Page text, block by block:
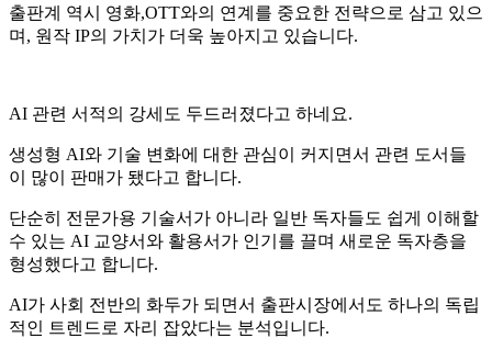
출판계 역시 영화,OTT와의 연계를 중요한 전략으로 삼고 있으
며, 원작 IP의 가치가 더욱 높아지고 있습니다.
AI 관련 서적의 강세도 두드러졌다고 하네요.
생성형 AI와 기술 변화에 대한 관심이 커지면서 관련 도서들
이 많이 판매가 됐다고 합니다.
단순히 전문가용 기술서가 아니라 일반 독자들도 쉽게 이해할
수 있는 AI 교양서와 활용서가 인기를 끌며 새로운 독자층을
형성했다고 합니다.
AI가 사회 전반의 화두가 되면서 출판시장에서도 하나의 독립
적인 트렌드로 자리 잡았다는 분석입니다.